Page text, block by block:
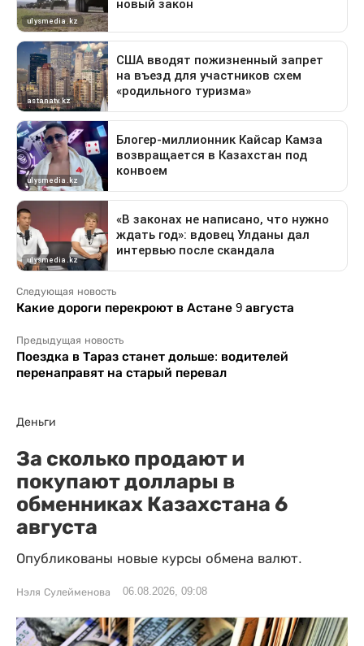
Следующая новость
Какие дороги перекроют в Астане 9 августа
Предыдущая новость
Поездка в Тараз станет дольше: водителей
перенаправят на старый перевал
Деньги
За сколько продают и
покупают доллары в
обменниках Казахстана 6
августа
Опубликованы новые курсы обмена валют.
Нэля Сулейменова 06.08.2026, 09:08